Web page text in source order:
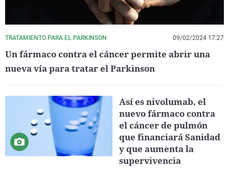
TRATAMIENTO PARA EL PARKINSON 09/02/2024 17:27
Un fármaco contra el cáncer permite abrir una
nueva vía para tratar el Parkinson
Así es nivolumab, el
nuevo fármaco contra
el cáncer de pulmón
que financiará Sanidad
y que aumenta la
supervivencia